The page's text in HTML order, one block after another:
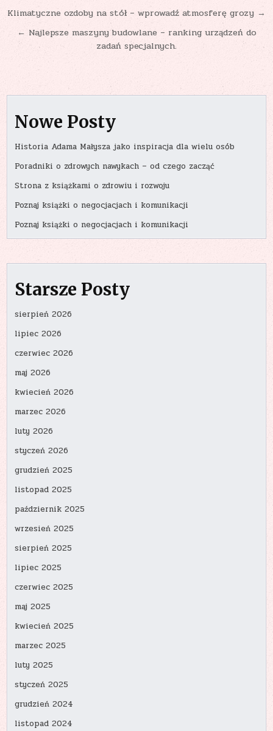
Nawigacja
wpisu
Klimatyczne ozdoby na stół – wprowadź atmosferę grozy →
← Najlepsze maszyny budowlane – ranking urządzeń do
zadań specjalnych.
Nowe Posty
Historia Adama Małysza jako inspiracja dla wielu osób
Poradniki o zdrowych nawykach – od czego zacząć
Strona z książkami o zdrowiu i rozwoju
Poznaj książki o negocjacjach i komunikacji
Poznaj książki o negocjacjach i komunikacji
Starsze Posty
sierpień 2026
lipiec 2026
czerwiec 2026
maj 2026
kwiecień 2026
marzec 2026
luty 2026
styczeń 2026
grudzień 2025
listopad 2025
październik 2025
wrzesień 2025
sierpień 2025
lipiec 2025
czerwiec 2025
maj 2025
kwiecień 2025
marzec 2025
luty 2025
styczeń 2025
grudzień 2024
listopad 2024